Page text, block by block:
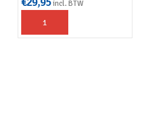
incl. BTW